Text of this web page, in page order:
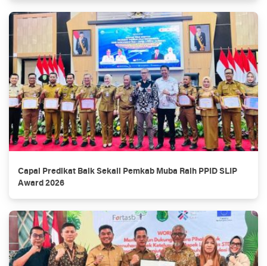
Capai Predikat Baik Sekali Pemkab Muba Raih PPID SLIP
Award 2026